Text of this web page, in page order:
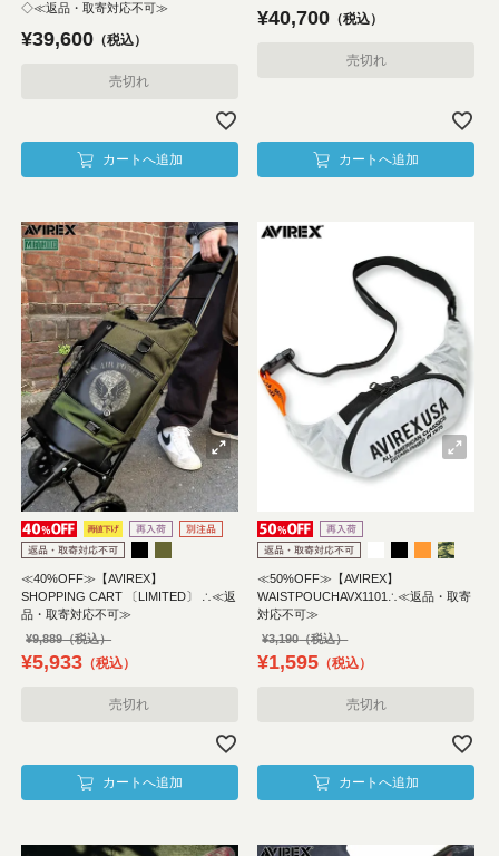
◇≪返品・取寄対応不可≫
¥39,600 税込
売切れ
カートへ追加
¥40,700 税込
売切れ
カートへ追加
≪40%OFF≫【AVIREX】
SHOPPING CART 〔LIMITED〕 ∴≪返
品・取寄対応不可≫
¥9,889
¥5,933 税込
売切れ
カートへ追加
≪50%OFF≫【AVIREX】
WAISTPOUCHAVX1101∴≪返品・取寄
対応不可≫
¥3,190
¥1,595 税込
売切れ
カートへ追加